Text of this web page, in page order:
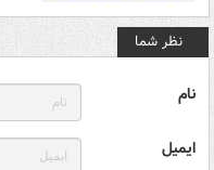
نظر شما
نام
ایمیل